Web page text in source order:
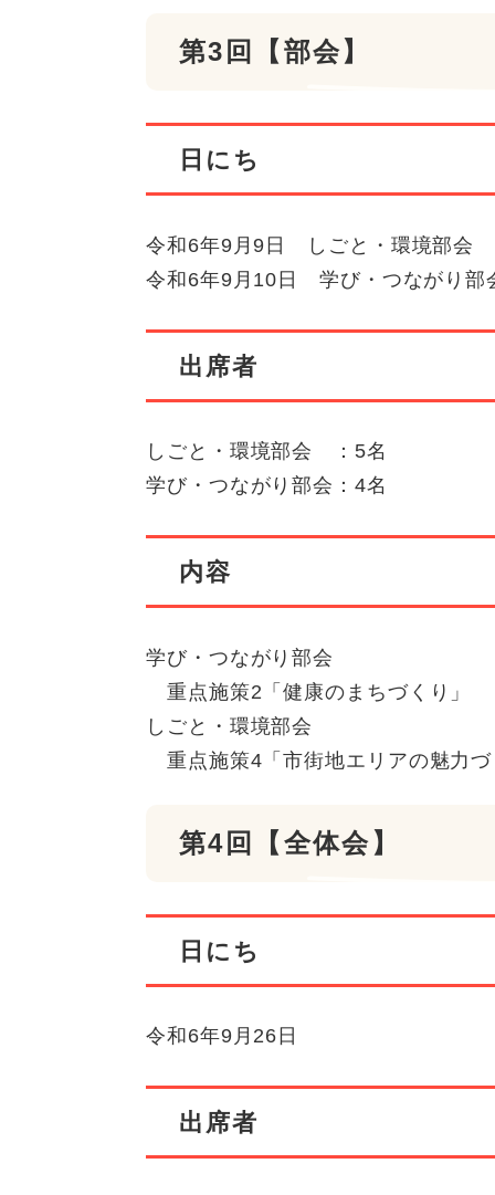
第3回【部会】
日にち
令和6年9月9日 しごと・環境部会
令和6年9月10日 学び・つながり部
出席者
しごと・環境部会 ：5名
学び・つながり部会：4名
内容
学び・つながり部会
重点施策2「健康のまちづくり」
しごと・環境部会
重点施策4「市街地エリアの魅力
第4回【全体会】
日にち
令和6年9月26日
出席者